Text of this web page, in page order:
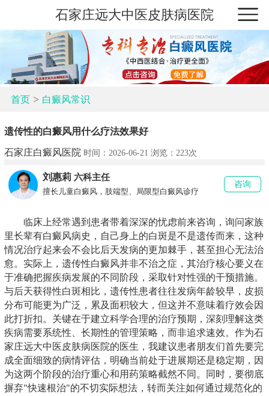
石家庄远大中医皮肤病医院
首页> 白癜风常识
遗传性的白癜风用什么疗法效果好
石家庄白癜风医院 时间：2026-06-21 浏览： 223次
刘惠莉 六科主任
擅长儿童白癜风，肢端型、局限型白癜风诊疗
咨询
临床上经常遇到患者带着深深的忧虑前来咨询，询问家族
里长辈有白癜风病史，自己身上的白斑是不是遗传而来，这种
情况治疗起来会不会比后天发病的更加棘手，甚至担心无法治
愈。实际上，遗传性白癜风并非不治之症，其治疗核心要义在
于准确把握疾病发展的不同阶段，采取针对性强的干预措施。
与后天获得性白斑相比，遗传性患者往往发病年龄较早，皮损
分布可能更为广泛，累及面积较大，但这并不意味着疗效会因
此打折扣。关键在于建立科学合理的治疗预期，深刻理解这类
疾病需要系统性、长期性的管理策略，而非追求速效。作为石
家庄远大中医皮肤病医院的医生，我建议患者朋友们首先要完
成全面细致的病情评估，明确当前处于进展期还是稳定期，因
为这两个阶段的治疗重心和用药策略截然不同。同时，要彻底
摒弃"快速根治"的不切实际想法，转而关注如何通过规范化的